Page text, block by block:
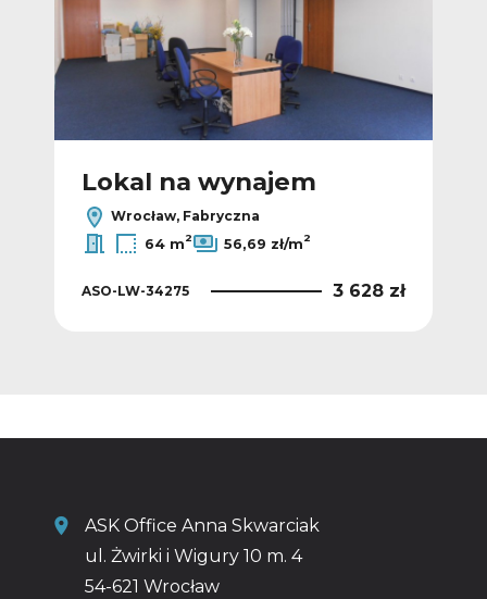
Lokal na wynajem
Wrocław, Fabryczna
64 m2 56,69 zł/m2
ASO-LW-34275 3 628 zł
ASK Office Anna Skwarciak
ul. Żwirki i Wigury 10 m. 4
54-621 Wrocław